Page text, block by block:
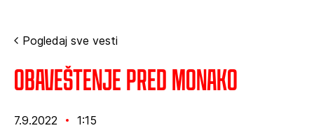
Pogledaj sve vesti
Obaveštenje pred Monako
7.9.2022 1:15